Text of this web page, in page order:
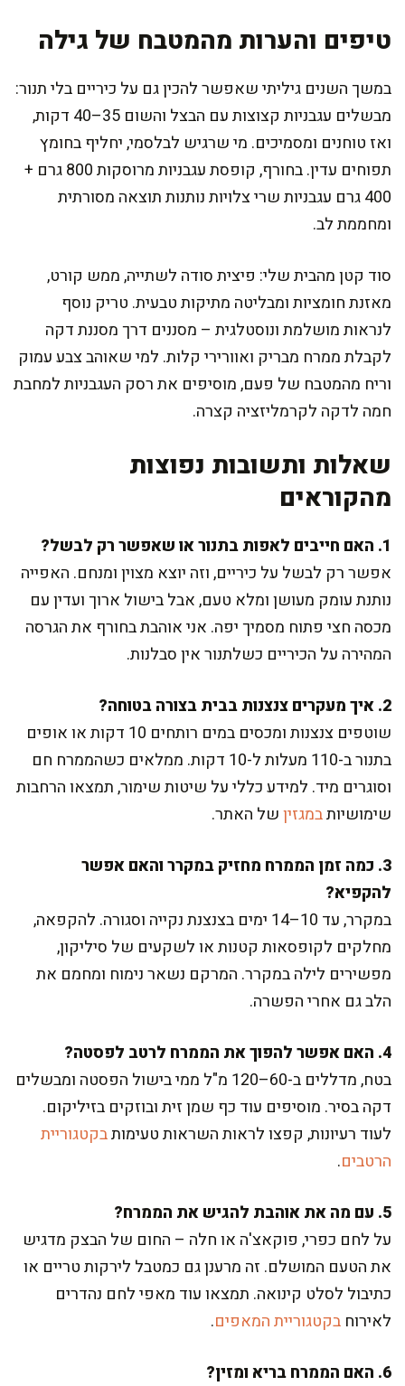
טיפים והערות מהמטבח של גילה
במשך השנים גיליתי שאפשר להכין גם על כיריים בלי תנור:
מבשלים עגבניות קצוצות עם הבצל והשום 35–40 דקות,
ואז טוחנים ומסמיכים. מי שרגיש לבלסמי, יחליף בחומץ
תפוחים עדין. בחורף, קופסת עגבניות מרוסקות 800 גרם +
400 גרם עגבניות שרי צלויות נותנות תוצאה מסורתית
ומחממת לב.
סוד קטן מהבית שלי: פיצית סודה לשתייה, ממש קורט,
מאזנת חומציות ומבליטה מתיקות טבעית. טריק נוסף
לנראות מושלמת ונוסטלגית – מסננים דרך מסננת דקה
לקבלת ממרח מבריק ואוורירי קלות. למי שאוהב צבע עמוק
וריח מהמטבח של פעם, מוסיפים את רסק העגבניות למחבת
חמה לדקה לקרמליזציה קצרה.
שאלות ותשובות נפוצות
מהקוראים
1. האם חייבים לאפות בתנור או שאפשר רק לבשל?
אפשר רק לבשל על כיריים, וזה יוצא מצוין ומנחם. האפייה
נותנת עומק מעושן ומלא טעם, אבל בישול ארוך ועדין עם
מכסה חצי פתוח מסמיך יפה. אני אוהבת בחורף את הגרסה
המהירה על הכיריים כשלתנור אין סבלנות.
2. איך מעקרים צנצנות בבית בצורה בטוחה?
שוטפים צנצנות ומכסים במים רותחים 10 דקות או אופים
בתנור ב-110 מעלות ל-10 דקות. ממלאים כשהממרח חם
וסוגרים מיד. למידע כללי על שיטות שימור, תמצאו הרחבות
שימושיותבמגזיןשל האתר.
3. כמה זמן הממרח מחזיק במקרר והאם אפשר
להקפיא?
במקרר, עד 10–14 ימים בצנצנת נקייה וסגורה. להקפאה,
מחלקים לקופסאות קטנות או לשקעים של סיליקון,
מפשירים לילה במקרר. המרקם נשאר נימוח ומחמם את
הלב גם אחרי הפשרה.
4. האם אפשר להפוך את הממרח לרטב לפסטה?
בטח, מדללים ב-60–120 מ"ל ממי בישול הפסטה ומבשלים
דקה בסיר. מוסיפים עוד כף שמן זית ובוזקים בזיליקום.
לעוד רעיונות, קפצו לראות השראות טעימותבקטגוריית
הרטבים.
5. עם מה את אוהבת להגיש את הממרח?
על לחם כפרי, פוקאצ'ה או חלה – החום של הבצק מדגיש
את הטעם המושלם. זה מרענן גם כמטבל לירקות טריים או
כתיבול לסלט קינואה. תמצאו עוד מאפי לחם נהדרים
לאירוח בקטגוריית המאפים.
6. האם הממרח בריא ומזין?